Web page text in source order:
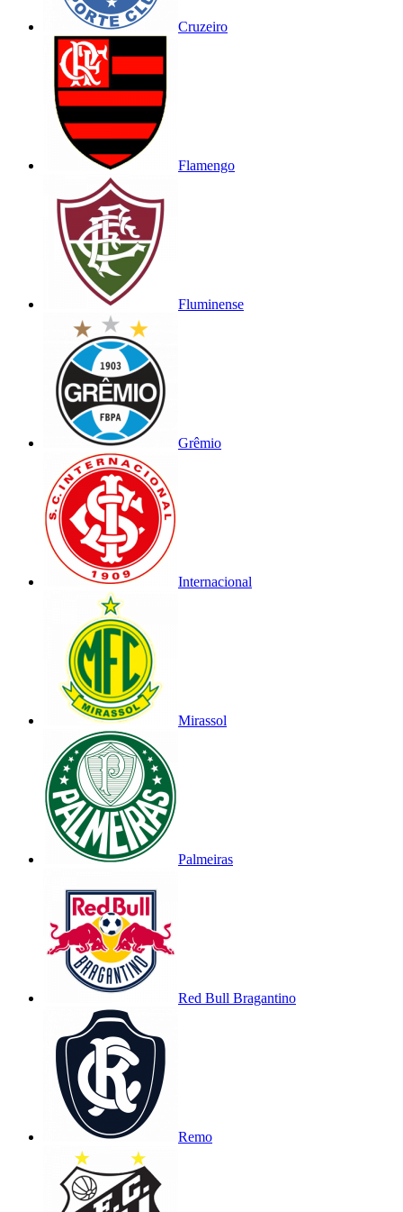
Cruzeiro
Flamengo
Fluminense
Grêmio
Internacional
Mirassol
Palmeiras
Red Bull Bragantino
Remo